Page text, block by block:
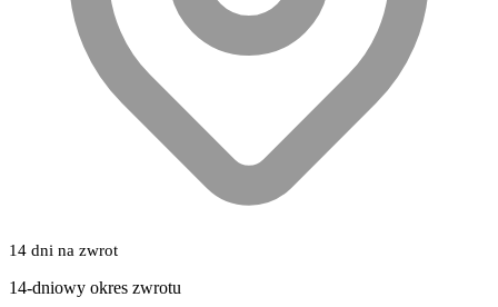
14 dni na zwrot
14-dniowy okres zwrotu